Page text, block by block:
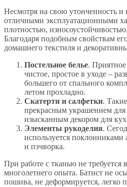
Несмотря на свою утонченность и
отличными эксплуатационными
плотностью,
Благодаря подобным свойствам
домашнего текстиля и
Постельное белье.
чистое, простое в уходе –
большего от спального
летом прохладно.
Скатерти и салфетки.
прекрасным украшением для
изысканным декором для
Элементы рукоделия.
используется
и пэчворка.
При работе с тканью не требуется
многолетнего опыта. Батист не
пошива, не деформируется,